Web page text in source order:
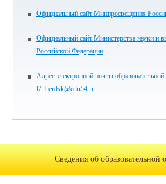
Официальный сайт Минпросвещения
Официальный сайт Министерства науки и
Российской Федерации
Адрес электронной почты образовательной
l7_berdsk@edu54.ru
Сведения об образовательной